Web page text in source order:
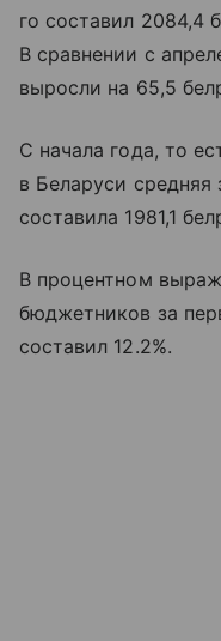
го составил 2084,4
В сравнении с
выросли на 65,5
С начала года, то
в Беларуси
составила 1981,1
В процентном
бюджетников за
составил 12.2%.